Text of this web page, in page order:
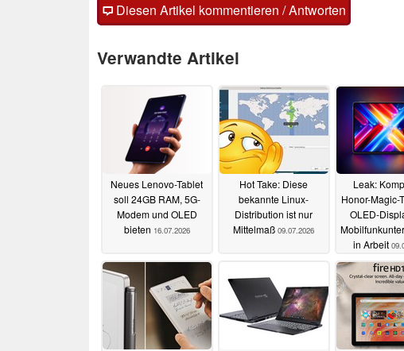
Diesen Artikel kommentieren / Antworten
Verwandte Artikel
Neues Lenovo-Tablet
soll 24GB RAM, 5G-
Modem und OLED
bieten 16.07.2026
Hot Take: Diese
bekannte Linux-
Distribution ist nur
Mittelmaß 09.07.2026
Leak:
Honor-Magic-
OLED-
in Arbeit